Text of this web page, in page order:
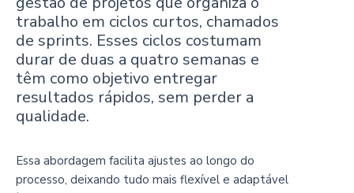
trabalho em ciclos curtos, chamados
de sprints. Esses ciclos costumam
durar de duas a quatro semanas e
têm como objetivo entregar
resultados rápidos, sem perder a
qualidade.
Essa abordagem facilita ajustes ao longo do
processo, deixando tudo mais flexível e adaptável